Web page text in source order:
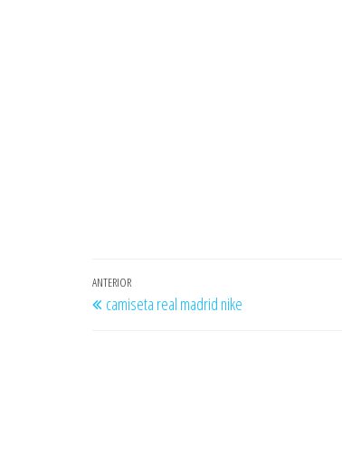
Navegación
de
Entrada
anterior
ANTERIOR
camiseta real madrid nike